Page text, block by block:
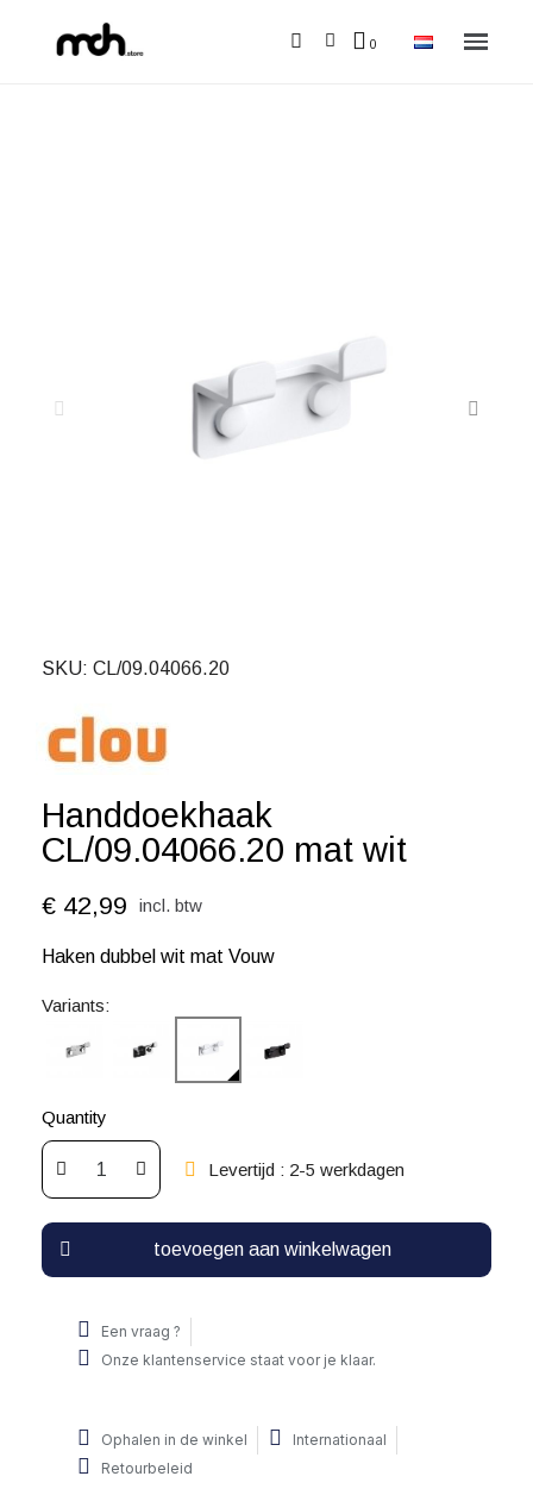
SKU CL/09.04066.20
Handdoekhaak
CL/09.04066.20 mat wit
€ 42,99 incl. btw
Haken dubbel wit mat Vouw
Variants:
Quantity
Levertijd : 2-5 werkdagen
toevoegen aan winkelwagen
Een vraag ?
Onze klantenservice staat voor je klaar.
Ophalen in de winkel
Internationaal
Retourbeleid